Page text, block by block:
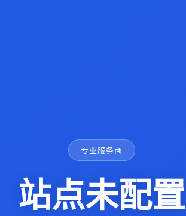
专业服务商
站点未配置